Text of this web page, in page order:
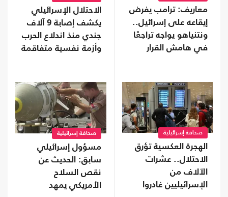
معاريف: ترامب يفرض
إيقاعه على إسرائيل..
ونتنياهو يواجه تراجعًا
في هامش القرار
الاحتلال الإسرائيلي
يكشف إصابة 9 آلاف
جندي منذ اندلاع الحرب
وأزمة نفسية متفاقمة
صحافة إسرائيلية
الهجرة العكسية تؤرق
الاحتلال.. عشرات
الآلاف من
الإسرائيليين غادروا
صحافة إسرائيلية
مسؤول إسرائيلي
سابق: الحديث عن
نقص السلاح
الأمريكي يمهد